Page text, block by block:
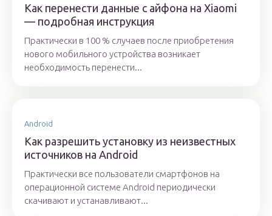
Как перенести данные с айфона на Xiaomi
— подробная инструкция
Практически в 100 % случаев после приобретения
нового мобильного устройства возникает
необходимость перенести...
Android
Как разрешить установку из неизвестных
источников на Android
Практически все пользователи смартфонов на
операционной системе Android периодически
скачивают и устанавливают...